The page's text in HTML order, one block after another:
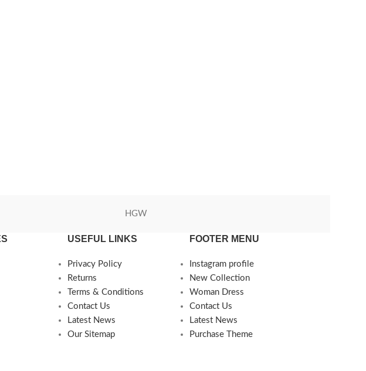
HGW
USEFUL LINKS
Privacy Policy
Returns
Terms & Conditions
Contact Us
Latest News
Our Sitemap
FOOTER MENU
Instagram profile
New Collection
Woman Dress
Contact Us
Latest News
Purchase Theme